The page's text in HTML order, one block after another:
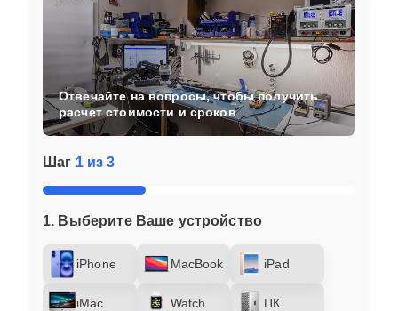
Шаг 1 из 3
1. Выберите Ваше устройство
iPhone MacBook iPad
iMac Watch
ПК
Отвечайте на вопросы, чтобы получить
расчет стоимости и сроков